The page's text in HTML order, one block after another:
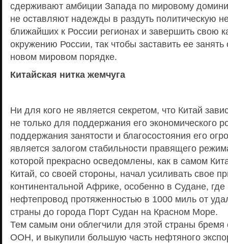
сдерживают амбиции Запада по мировому
не оставляют надежды в раздуть политическую
ближайших к России регионах и завершить свою
окружению России, так чтобы заставить ее
новом мировом порядке.
Китайская нитка жемчуга
Ни для кого не является секретом, что Китай
не только для поддержания его экономического
поддержания занятости и благосостояния его
является залогом стабильности правящего
которой прекрасно осведомлены, как в самом
Китай, со своей стороны, начал усиливать свое
континентальной Африке, особенно в Судане,
нефтепровод протяженностью в 1000 миль от
страны до города Порт Судан на Красном Море.
Тем самым они облегчили для этой страны бремя
ООН, и выкупили большую часть нефтяного